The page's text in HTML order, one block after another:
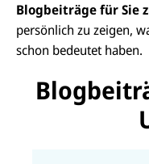
Blogbeiträge für Sie
persönlich zu zeigen,
schon bedeutet haben.